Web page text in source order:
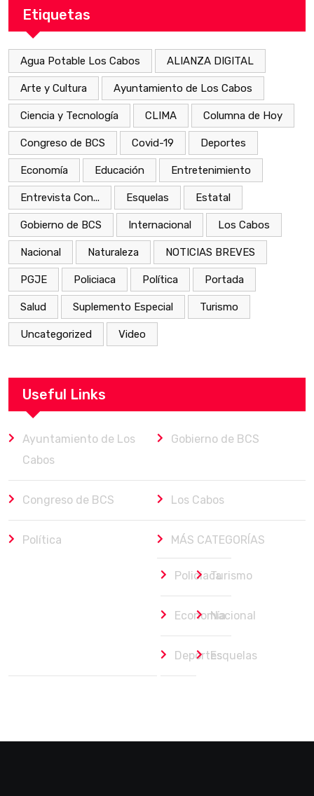
Etiquetas
Agua Potable Los Cabos ALIANZA DIGITAL
Arte y Cultura Ayuntamiento de Los Cabos
Ciencia y Tecnología CLIMA Columna de Hoy
Congreso de BCS Covid-19 Deportes
Economía Educación Entretenimiento
Entrevista Con... Esquelas Estatal
Gobierno de BCS Internacional Los Cabos
Nacional Naturaleza NOTICIAS BREVES
PGJE Policiaca Política Portada
Salud Suplemento Especial Turismo
Uncategorized Video
Useful Links
Ayuntamiento de Los
Cabos
Gobierno de BCS
Congreso de BCS Los Cabos
Política MÁS CATEGORÍAS
PoliciacaTurismo
EconomíaNacional
DeportesEsquelas